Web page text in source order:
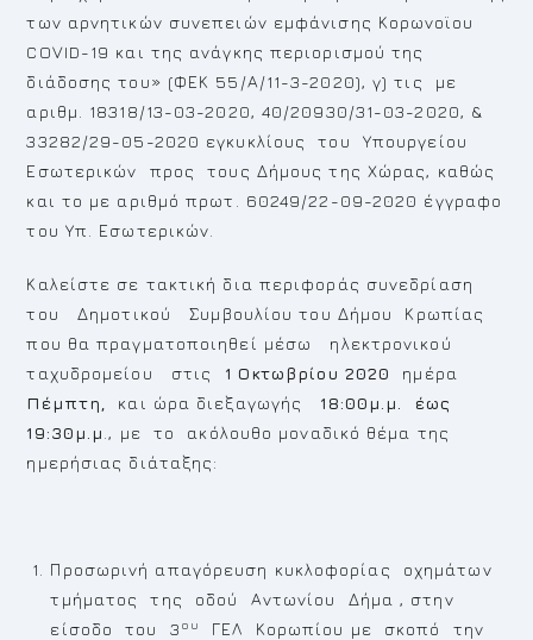
των αρνητικών συνεπειών εμφάνισης Κορωνοϊου
COVID-19 και της ανάγκης περιορισμού της
διάδοσης του» (ΦΕΚ 55/Α/11-3-2020), γ) τις με
αριθμ. 18318/13-03-2020, 40/20930/31-03-2020, &
33282/29-05-2020 εγκυκλίους του Υπουργείου
Εσωτερικών προς τους Δήμους της Χώρας, καθώς
και το με αριθμό πρωτ. 60249/22-09-2020 έγγραφο
του Υπ. Εσωτερικών.
Καλείστε σε τακτική δια περιφοράς συνεδρίαση
του Δημοτικού Συμβουλίου του Δήμου Κρωπίας
που θα πραγματοποιηθεί μέσω ηλεκτρονικού
ταχυδρομείου στις 1 Οκτωβρίου 2020 ημέρα
Πέμπτη,
και ώρα διεξαγωγής 18:00μ.μ. έως
19:30μ.μ ., με το ακόλουθο μοναδικό θέμα της
ημερήσιας διάταξης:
Προσωρινή απαγόρευση κυκλοφορίας οχημάτων
τμήματος της οδού Αντωνίου Δήμα , στην
είσοδο του 3 ου
ΓΕΛ Κορωπίου με σκοπό την